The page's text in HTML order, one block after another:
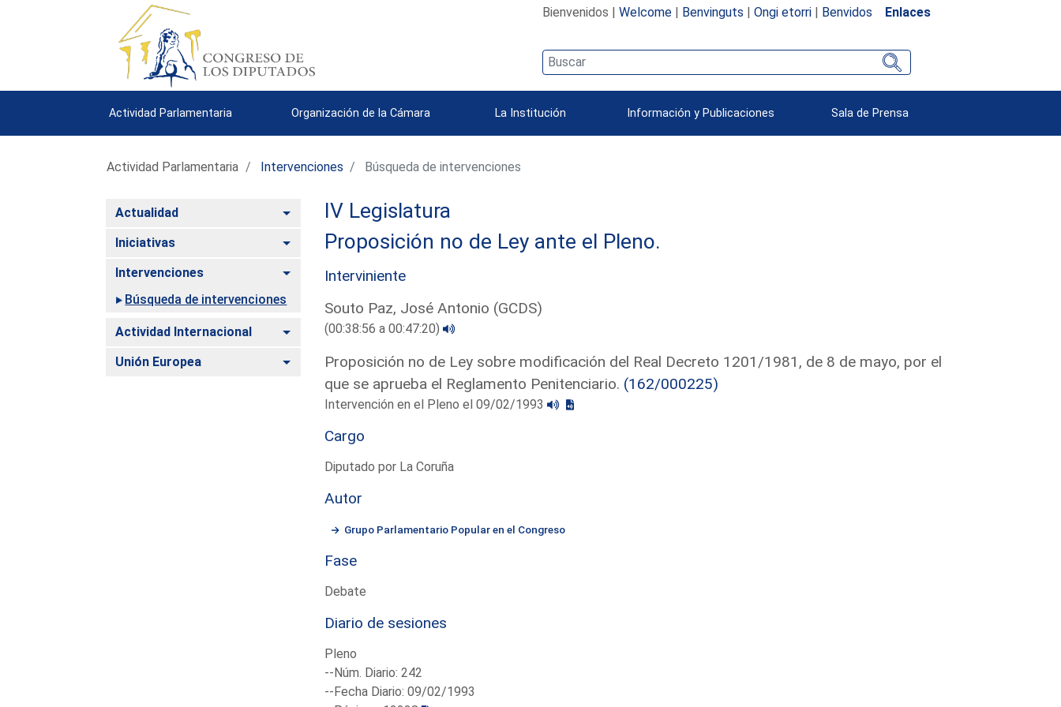
Bienvenidos | Welcome| Benvinguts | Ongi etorri| Benvidos Enlaces
Actividad Parlamentaria Organización de la Cámara La Institución Información y Publicaciones Sala de Prensa
Actividad Parlamentaria Intervenciones Búsqueda de intervenciones
Actualidad Alternar
Iniciativas Alternar
Intervenciones
Alternar
Búsqueda de intervenciones
Actividad Internacional Alternar
Unión Europea Alternar
IV Legislatura
Proposición no de Ley ante el Pleno.
Interviniente
Souto Paz, José Antonio (GCDS)
(00:38:56 a 00:47:20)
Proposición no de Ley sobre modificación del Real Decreto 1201/1981, de 8 de mayo, por el
que se aprueba el Reglamento Penitenciario. (162/000225)
Intervención en el Pleno el 09/02/1993
Cargo
Diputado por La Coruña
Autor
Grupo Parlamentario Popular en el Congreso
Fase
Debate
Diario de sesiones
Pleno
--Núm. Diario: 242
--Fecha Diario: 09/02/1993